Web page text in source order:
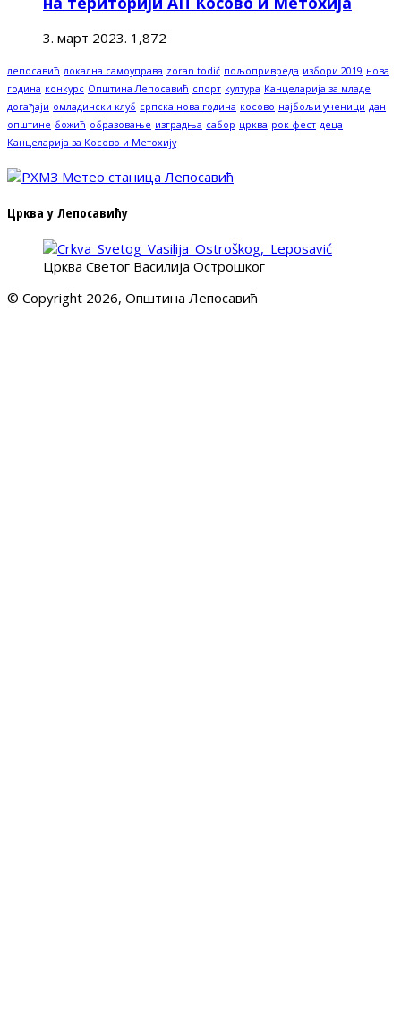
3. март 2023. 1,872
лепосавић локална самоуправа zoran todić пољопривреда избори 2019 нова
година конкурс Општина Лепосавић спорт култура Канцеларија за младе
догађаји омладински клуб српска нова година косово најбољи ученици дан
општине божић образовање изградња сабор црква рок фест деца
Канцеларија за Косово и Метохију
Црква у Лепосавићу
Црква Светог Василија Острошког
© Copyright 2026, Општина Лепосавић